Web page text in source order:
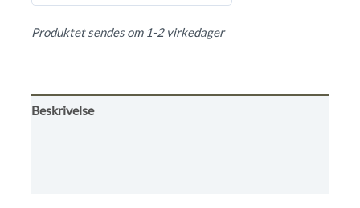
5ut av 5
Produktet sendes om 1-2 virkedager
Beskrivelse